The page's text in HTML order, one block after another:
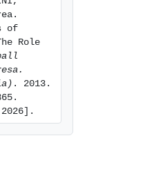
of
Role
. 2013.